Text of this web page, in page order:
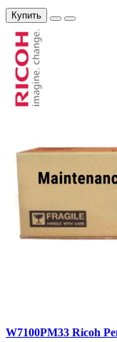
Купить
W7100PM33 Ricoh